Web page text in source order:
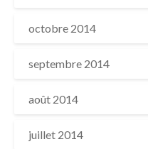
octobre 2014
septembre 2014
août 2014
juillet 2014